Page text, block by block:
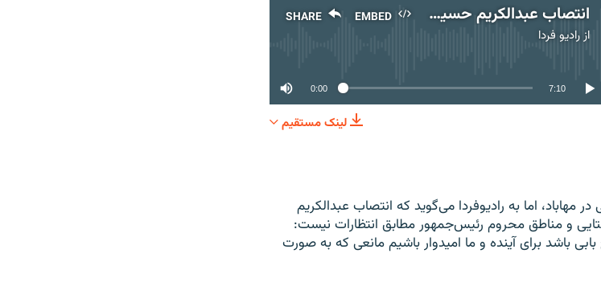
EMBED
SHARE انتصاب عبدالکریم حسین‌زاده به معاونت ریاست‌جمهوری در گفتگو با صلاح‌الدین خدیو
ازرادیو فردا
SHARE
No media source currently
0:00 7:10
لینک مستقیم
مهاباد، اما به رادیوفردا می‌گوید که انتصاب عبدالکریم
و مناطق محروم رئیس‌جمهور مطابق انتظارات نیست:
باشد برای آینده و ما امیدوار باشیم مانعی که به صورت